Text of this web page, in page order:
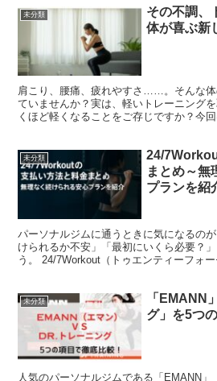
未分類
その不調、
体が喜ぶ新
肩こり、腰痛、疲れやすさ……。そんな体
ていませんか？実は、軽いトレーニング
くほど軽くなることをご存じですか？今
未分類
24/
まとめ～無
プランを紹
パーソナルジムに通うときに気になるの
けられるか不安」「最初にいくら必要？
う。 24/7Workout（トゥエンティーフォ
未分類
「EMANN
グ」を5つ
人気のパーソナルジムである「EMANN」